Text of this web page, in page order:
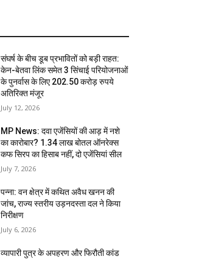
संघर्ष के बीच डूब प्रभावितों को बड़ी राहत:
केन-बेतवा लिंक समेत 3 सिंचाई परियोजनाओं
के पुनर्वास के लिए 202.50 करोड़ रुपये
अतिरिक्त मंजूर
July 12, 2026
MP News: दवा एजेंसियों की आड़ में नशे
का कारोबार? 1.34 लाख बोतल ऑनरेक्स
कफ सिरप का हिसाब नहीं, दो एजेंसियां सील
July 7, 2026
पन्ना: वन क्षेत्र में कथित अवैध खनन की
जांच, राज्य स्तरीय उड़नदस्ता दल ने किया
निरीक्षण
July 6, 2026
व्यापारी पुत्र के अपहरण और फिरौती कांड